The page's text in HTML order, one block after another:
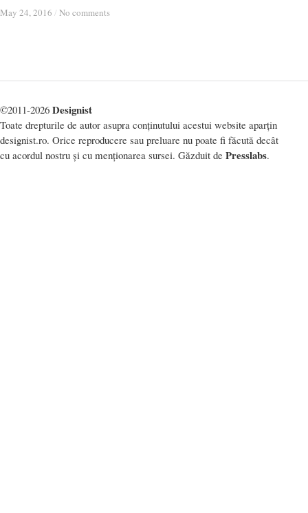
May 24, 2016 / No comments
May 24, 2016 / No comments
©2011-2026 Designist
Toate drepturile de autor asupra conținutului acestui website aparțin
designist.ro. Orice reproducere sau preluare nu poate fi făcută decât
cu acordul nostru și cu menționarea sursei. Găzduit de Presslabs.